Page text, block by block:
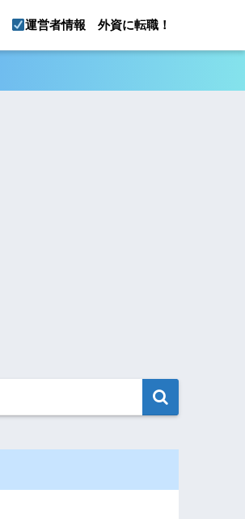
運営者情報 外資に転職！